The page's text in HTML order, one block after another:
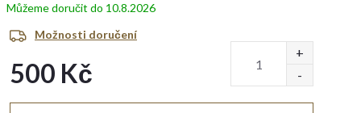
10.8.2026
Možnosti doručení
500 Kč